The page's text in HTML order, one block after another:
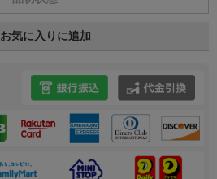
お気に入りに追加